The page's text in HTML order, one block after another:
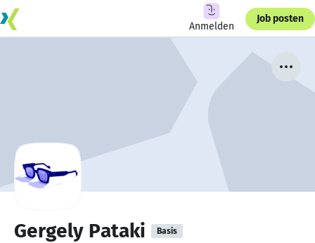
Anmelden
Job posten
Gergely Pataki Basis